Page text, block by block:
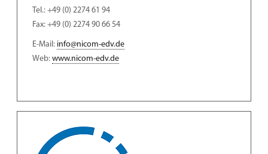
Tel.: +49 (0) 2274 61 94
Fax: +49 (0) 2274 90 66 54
E-Mail: info@nicom-edv.de
Web:www.nicom-edv.de